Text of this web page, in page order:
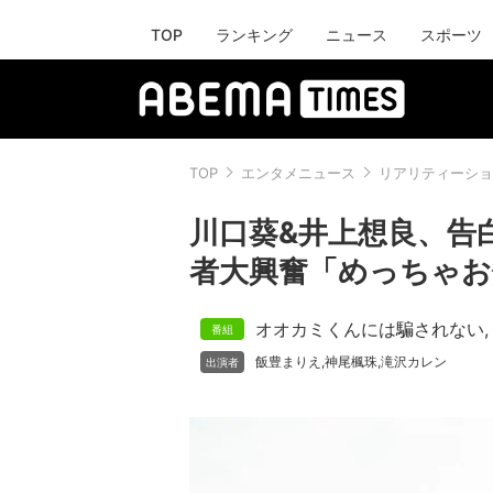
TOP ランキング ニュース スポーツ
TOP エンタメニュース リアリティーシ
川口葵&井上想良、
者大興奮「めっちゃ
オオカミくんには騙されない,
飯豊まりえ ,神尾楓珠,滝沢カレン